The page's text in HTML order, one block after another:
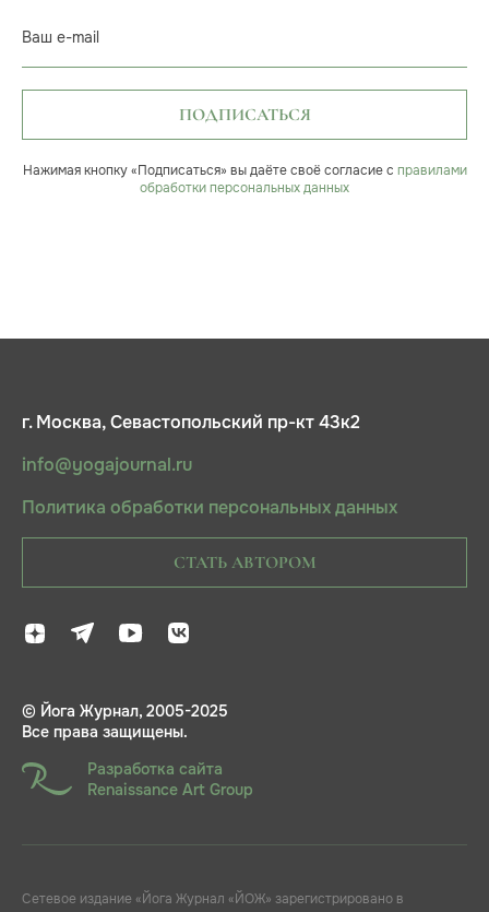
Ваш e-mail
ПОДПИСАТЬСЯ
Нажимая кнопку «Подписаться» вы даёте своё согласие с правилами
обработки персональных данных
г. Москва, Севастопольский пр-кт 43к2
info@yogajournal.ru
Политика обработки персональных данных
СТАТЬ АВТОРОМ
© Йога Журнал, 2005-2025
Все права защищены.
Разработка сайта
Renaissance Art Group
Сетевое издание «Йога Журнал «ЙОЖ» зарегистрировано в